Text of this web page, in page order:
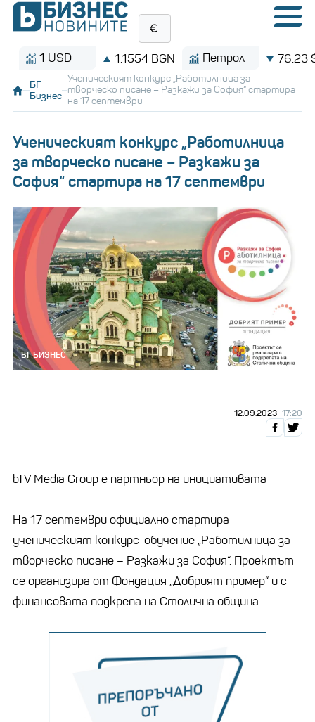
1 USD 1.1554 BGN Петрол 76.23 $/
БГ
Бизнес
Ученическият конкурс „Работилница за
творческо писане – Разкажи за София“ стартира
на 17 септември
Ученическият конкурс „Работилница
за творческо писане – Разкажи за
София“ стартира на 17 септември
БГ БИЗНЕС
12.09.2023 17:20
bTV Media Group е партньор на инициативата
На 17 септември официално стартира
ученическият конкурс-обучение „Работилница за
творческо писане – Разкажи за София“. Проектът
се организира от Фондация „Добрият пример“ и с
финансовата подкрепа на Столична община.